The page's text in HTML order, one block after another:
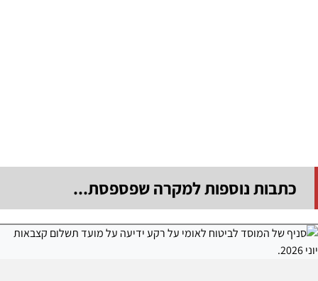
כתבות נוספות למקרה שפספסת...